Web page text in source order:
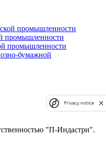
промышленности
промышленности
промышленности
бумажной
"П-Индастри".
Privacy notice